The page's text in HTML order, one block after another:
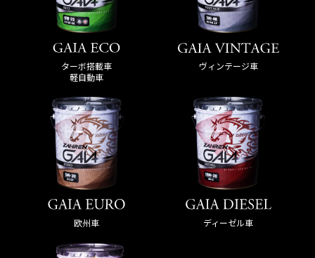
ターボ搭載車
軽自動車
ヴィンテージ車
欧州車 ディーゼル車